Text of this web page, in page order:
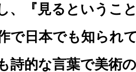
、『見るというこ
で日本でも知られ
詩的な言葉で美術